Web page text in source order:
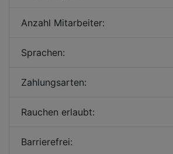
Anzahl Mitarbeiter:
Sprachen:
Zahlungsarten:
Rauchen erlaubt:
Barrierefrei: